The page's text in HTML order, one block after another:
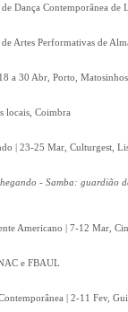
Dança Contemporânea
Artes Performativas de
a 30 Abr, Porto,
locais, Coimbra
| 23-25 Mar, Culturgest,
- Samba: guardião
Americano | 7-12 Mar,
e FBAUL
| 2-11 Fev,